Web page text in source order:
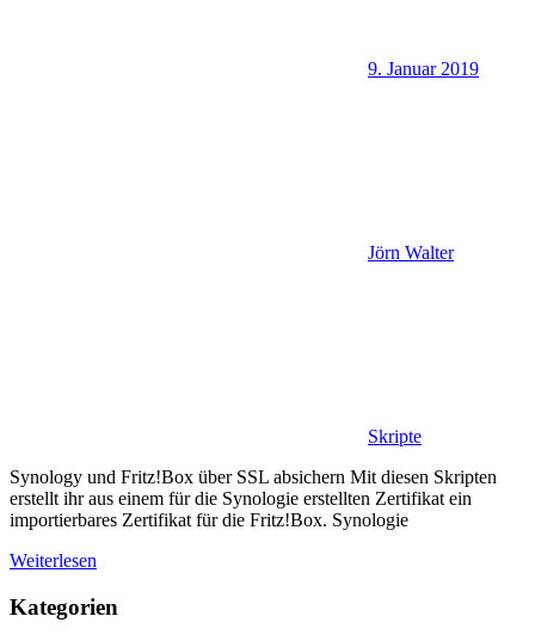
9. Januar 2019
Jörn Walter
Skripte
Synology und Fritz!Box über SSL absichern Mit diesen Skripten
erstellt ihr aus einem für die Synologie erstellten Zertifikat ein
importierbares Zertifikat für die Fritz!Box. Synologie
Weiterlesen
Kategorien